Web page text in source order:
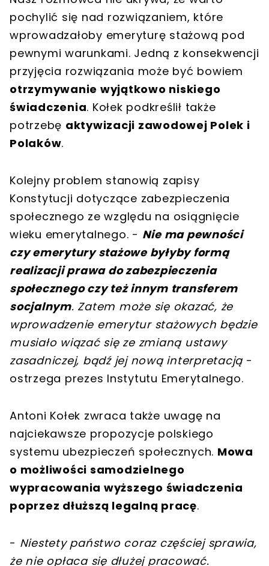
pochylić się nad rozwiązaniem, które
wprowadzałoby emeryturę stażową pod
pewnymi warunkami. Jedną z konsekwencji
przyjęcia rozwiązania może być bowiem
otrzymywanie wyjątkowo niskiego
świadczenia. Kołek podkreślił także
potrzebę aktywizacji zawodowej Polek i
Polaków.
Kolejny problem stanowią zapisy
Konstytucji dotyczące zabezpieczenia
społecznego ze względu na osiągnięcie
wieku emerytalnego. - Nie ma pewności
czy emerytury stażowe byłyby formą
realizacji prawa do zabezpieczenia
społecznego czy też innym transferem
socjalnym. Zatem może się okazać, że
wprowadzenie emerytur stażowych będzie
musiało wiązać się ze zmianą ustawy
zasadniczej, bądź jej nową interpretacją -
ostrzega prezes Instytutu Emerytalnego.
Antoni Kołek zwraca także uwagę na
najciekawsze propozycje polskiego
systemu ubezpieczeń społecznych. Mowa
o możliwości samodzielnego
wypracowania wyższego świadczenia
poprzez dłuższą legalną pracę.
- Niestety państwo coraz częściej sprawia,
że nie opłaca się dłużej pracować.